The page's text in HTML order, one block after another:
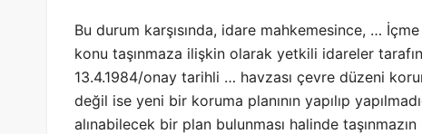
Bu durum karşısında, idare mahkemesince, …
konu taşınmaza ilişkin olarak yetkili idareler
13.4.1984/onay tarihli … havzası çevre düzeni
değil ise yeni bir koruma planının yapılıp
alınabilecek bir plan bulunması halinde